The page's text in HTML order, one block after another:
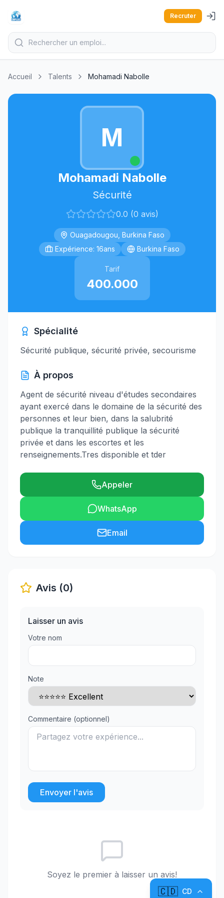
Recruter
Accueil Talents Mohamadi Nabolle
M
Mohamadi Nabolle
Sécurité
0.0 (0 avis)
Ouagadougou, Burkina Faso
Expérience: 16ans
Burkina Faso
Tarif
400.000
Spécialité
Sécurité publique, sécurité privée, secourisme
À propos
Agent de sécurité niveau d'études secondaires
ayant exercé dans le domaine de la sécurité des
personnes et leur bien, dans la salubrité
publique la tranquillité publique la sécurité
privée et dans les escortes et les
renseignements.Tres disponible et tder
Appeler
WhatsApp
Email
Avis (0)
Laisser un avis
Votre nom
Note
Commentaire (optionnel)
Envoyer l'avis
Soyez le premier à laisser un avis!
🇨🇩 CD